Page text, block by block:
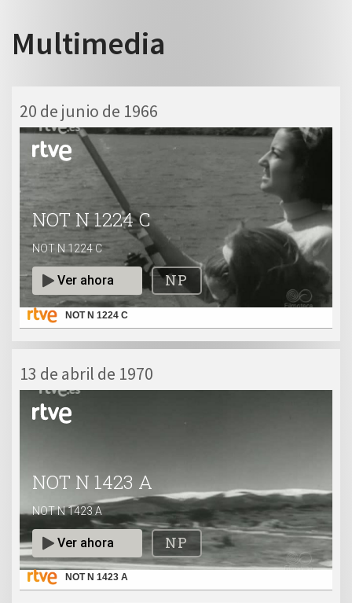
Multimedia
20 de junio de 1966
NOT N 1224 C
13 de abril de 1970
NOT N 1423 A